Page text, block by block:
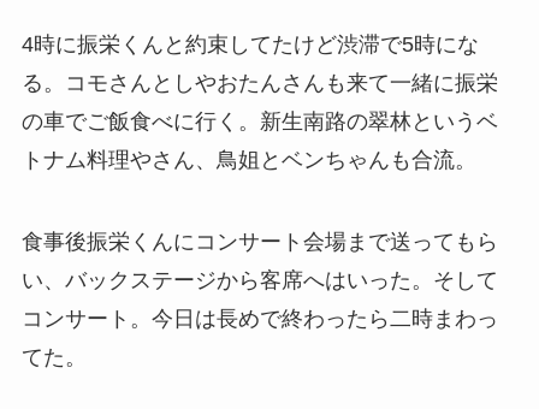
4時に振栄くんと約束してたけど渋滞で5時にな
る。コモさんとしやおたんさんも来て一緒に振栄
の車でご飯食べに行く。新生南路の翠林というベ
トナム料理やさん、鳥姐とベンちゃんも合流。
食事後振栄くんにコンサート会場まで送ってもら
い、バックステージから客席へはいった。そして
コンサート。今日は長めで終わったら二時まわっ
てた。